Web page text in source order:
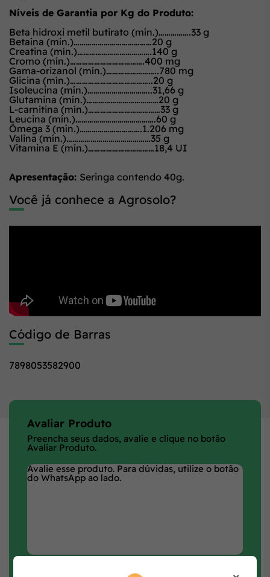
Níveis de Garantia por Kg do Produto:
Beta hidroxi metil butirato (mín.)…………….33 g
Betaína (mín.)…………………………………20 g
Creatina (mín.)……………………………….140 g
Cromo (mín.)……………………………….400 mg
Gama-orizanol (mín.)……………………..780 mg
Glicina (mín.)…………………………………..20 g
Isoleucina (mín.)…………………………..31,66 g
Glutamina (mín.)………………………………20 g
L-carnitina (mín.)………………………………33 g
Leucina (mín.)………………………………….60 g
Ômega 3 (mín.)………………………….1.206 mg
Valina (mín.)……………………………………35 g
Vitamina E (mín.)……………………………18,4 UI
Apresentação: Seringa contendo 40g.
Você já conhece a Agrosolo?
Código de Barras
7898053582900
Avaliar Produto
Preencha seus dados, avalie e clique no botão
Avaliar Produto.